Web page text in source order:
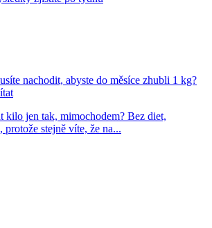
nachodit, abyste do měsíce zhubli 1 kg?
kilo jen tak, mimochodem? Bez diet,
stejně víte, že na...